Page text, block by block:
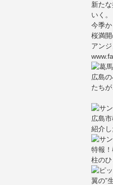
新た
いく。
今季
桜満
アン
広島
たち
広島
紹介
特報
柱の
翼の”